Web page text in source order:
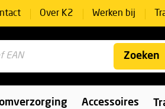
Over K2 Werken bij
Zoeken
Accessoires